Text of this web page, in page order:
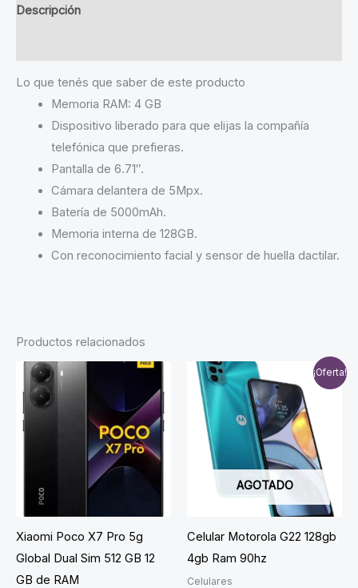
Descripción
Lo que tenés que saber de este producto
Memoria RAM: 4 GB
Dispositivo liberado para que elijas la compañía
telefónica que prefieras.
Pantalla de 6.71″.
Cámara delantera de 5Mpx.
Batería de 5000mAh.
Memoria interna de 128GB.
Con reconocimiento facial y sensor de huella dactilar.
Productos relacionados
Xiaomi Poco X7 Pro 5g
Global Dual Sim 512 GB 12
GB de RAM
¡Oferta!
AGOTADO
Celular Motorola G22 128gb
4gb Ram 90hz
Celulares